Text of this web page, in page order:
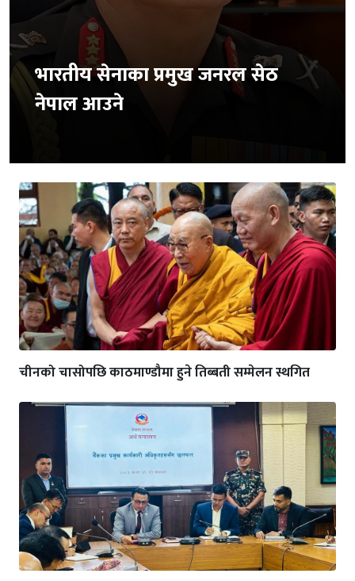
भारतीय सेनाका प्रमुख जनरल सेठ
नेपाल आउने
चीनको चासोपछि काठमाण्डौमा हुने तिब्बती सम्मेलन स्थगित